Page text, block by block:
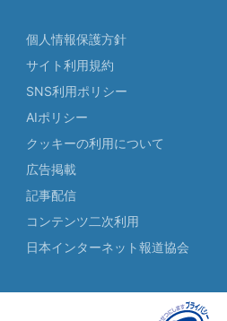
個人情報保護方針
サイト利用規約
SNS利用ポリシー
AIポリシー
クッキーの利用について
広告掲載
記事配信
コンテンツ二次利用
日本インターネット報道協会